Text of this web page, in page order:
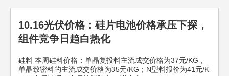
10.16光伏价格：硅片电池价格承压下探，
组件竞争日趋白热化
硅料 本周硅料价格：单晶复投料主流成交价格为37元/KG，
单晶致密料的主流成交价格为35元/KG；N型料报价为41元/K